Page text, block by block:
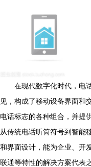
在现代数字化时代，电
见，构成了移动设备界面和
电话标志的各种组合，并提
从传统电话听筒符号到智能
和界面设计，能为企业、开
联通等特性的解决方案代表